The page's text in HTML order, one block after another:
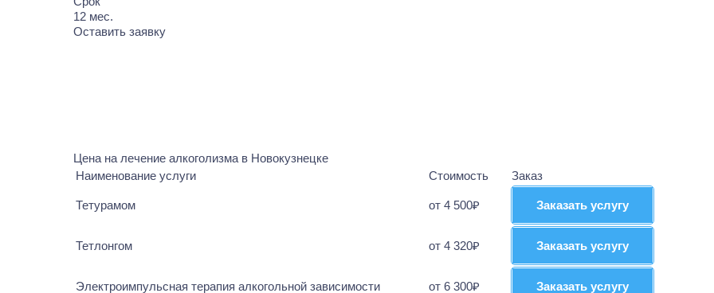
12 мес.
Оставить заявку
Цена на лечение алкоголизма в Новокузнецке
Наименование услуги
Стоимость Заказ
Тетурамом от 4 500₽ Заказать услугу
Заказать услугу
Тетлонгом от 4 320₽ Заказать услугу
Заказать услугу
Электроимпульсная терапия алкогольной зависимости от 6 300₽ Заказать услугу
Заказать услугу